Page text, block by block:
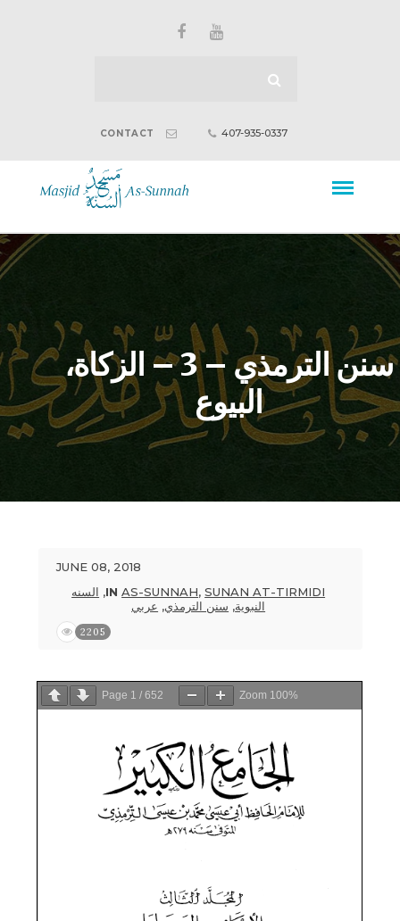
CONTACT 407-935-0337
سنن الترمذي – 3 – الزكاة،
البيوع
JUNE 08, 2018
IN AS-SUNNAH,SUNAN AT-TIRMIDI
, السنه
النبوية, سنن الترمذي, عربي
2205
Page 1 / 652 Zoom 100%